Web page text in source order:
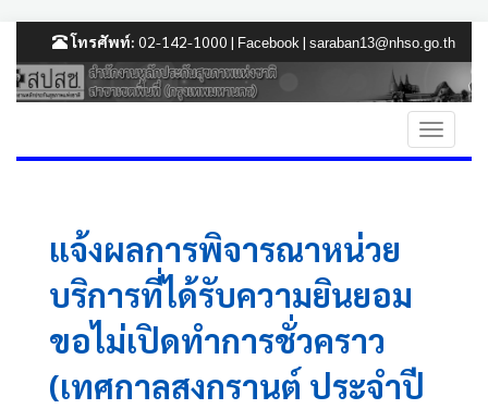
โทรศัพท์: 02-142-1000 | Facebook | saraban13@nhso.go.th
แจ้งผลการพิจารณาหน่วย
บริการที่ได้รับความยินยอม
ขอไม่เปิดทำการชั่วคราว
(เทศกาลสงกรานต์ ประจำปี